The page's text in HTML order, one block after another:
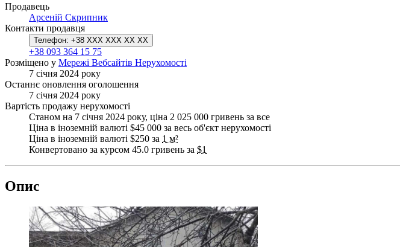
Продавець
Арсеній Скрипник
Контакти продавця
Телефон: +38 XXX XXX XX XX
+38 093 364 15 75
Розміщено у Мережі Вебсайтів Нерухомості
7 січня 2024 року
Останнє оновлення оголошення
7 січня 2024 року
Вартість продажу нерухомості
Станом на 7 січня 2024 року, ціна 2 025 000 гривень за все
Ціна в іноземній валюті $45 000 за весь об'єкт нерухомості
Ціна в іноземній валюті $250 за 1 м²
Конвертовано за курсом 45.0 гривень за $1
Опис